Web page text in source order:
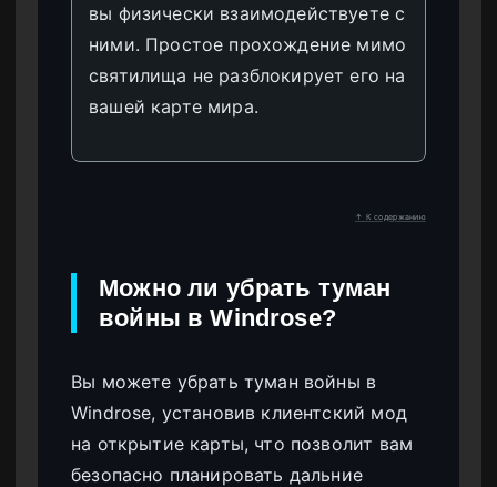
вы физически взаимодействуете с
ними. Простое прохождение мимо
святилища не разблокирует его на
вашей карте мира.
↑ К содержанию
Можно ли убрать туман
войны в Windrose?
Вы можете убрать туман войны в
Windrose, установив клиентский мод
на открытие карты, что позволит вам
безопасно планировать дальние